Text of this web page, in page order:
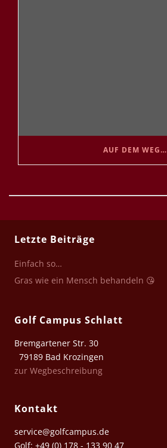
AUF DEM WEG…
Letzte Beiträge
Einfach so…
Gras wie ein Mensch behandeln 😘
Golf Campus Schlatt
Bremgartener Str. 30
79189 Bad Krozingen
zur Wegbeschreibung
Kontakt
service@golfcampus.de
Golf: +49 (0) 178 - 133 90 47